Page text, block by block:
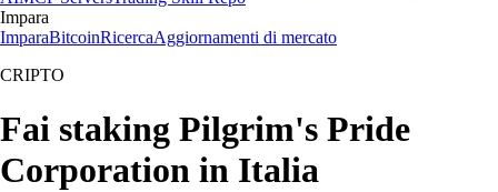
Impara
ImparaBitcoinRicercaAggiornamenti di mercato
CRIPTO
Fai staking Pilgrim's Pride
Corporation in Italia